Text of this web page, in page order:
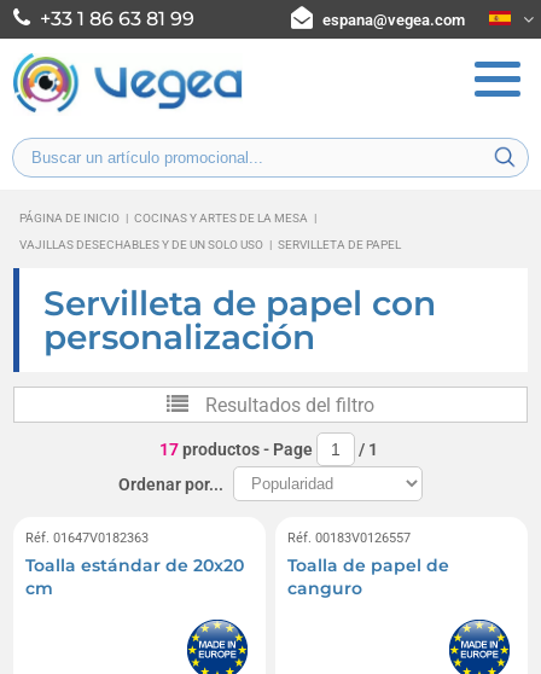
+33 1 86 63 81 99 espana@vegea.com
PÁGINA DE INICIO | COCINAS Y ARTES DE LA MESA
|
VAJILLAS DESECHABLES Y DE UN SOLO USO | SERVILLETA DE PAPEL
Servilleta de papel con
personalización
Resultados del filtro
17productos- Page / 1
Ordenar por...
Réf. 01647V0182363
Toalla estándar de 20x20
cm
Réf. 00183V0126557
Toalla de papel de
canguro